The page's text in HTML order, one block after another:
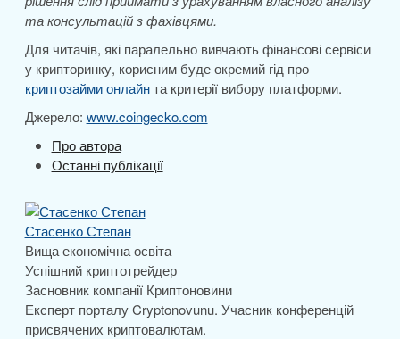
та консультацій з фахівцями.
Для читачів, які паралельно вивчають фінансові сервіси
у крипторинку, корисним буде окремий гід про
криптозайми онлайнта критерії вибору платформи.
Джерело: www.coingecko.com
Про автора
Останні публікації
Стасенко Степан
Вища економічна освіта
Успішний криптотрейдер
Засновник компанії Криптоновини
Експерт порталу Cryptonovunu. Учасник конференцій
присвячених криптовалютам.